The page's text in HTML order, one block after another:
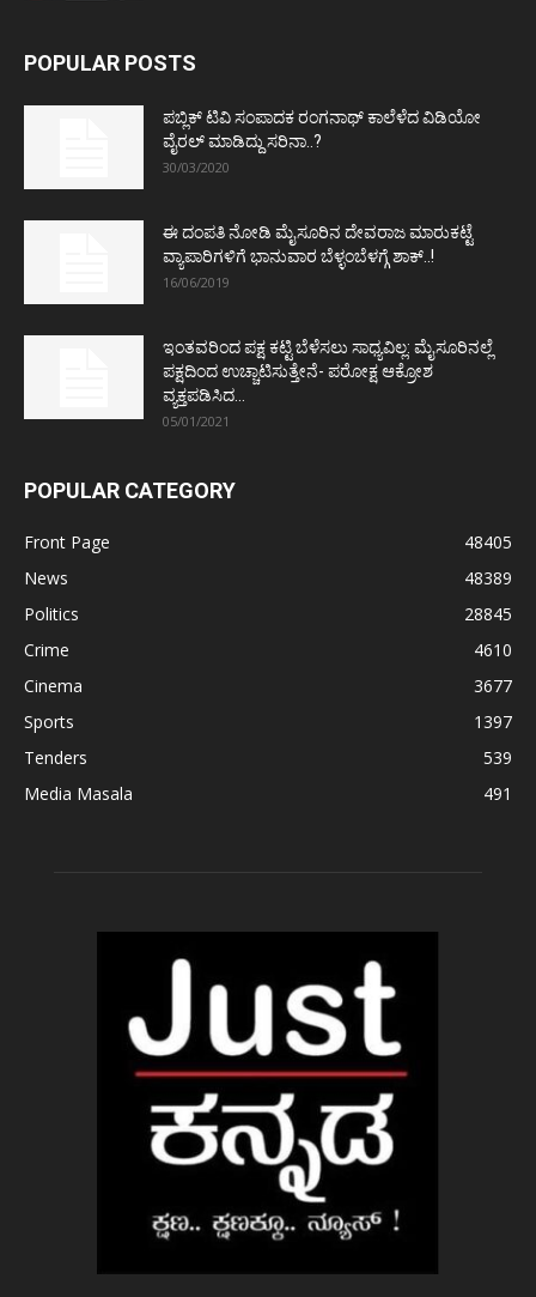
POPULAR POSTS
ಪಬ್ಲಿಕ್ ಟಿವಿ ಸಂಪಾದಕ ರಂಗನಾಥ್ ಕಾಲೆಳೆದ ವಿಡಿಯೋ
ವೈರಲ್ ಮಾಡಿದ್ದು ಸರಿನಾ..?
30/03/2020
ಈ ದಂಪತಿ ನೋಡಿ ಮೈಸೂರಿನ ದೇವರಾಜ ಮಾರುಕಟ್ಟೆ
ವ್ಯಾಪಾರಿಗಳಿಗೆ ಭಾನುವಾರ ಬೆಳ್ಳಂಬೆಳಗ್ಗೆ ಶಾಕ್..!
16/06/2019
ಇಂತವರಿಂದ ಪಕ್ಷ ಕಟ್ಟಿ ಬೆಳೆಸಲು ಸಾಧ್ಯವಿಲ್ಲ: ಮೈಸೂರಿನಲ್ಲೆ
ಪಕ್ಷದಿಂದ ಉಚ್ಚಾಟಿಸುತ್ತೇನೆ- ಪರೋಕ್ಷ ಆಕ್ರೋಶ
ವ್ಯಕ್ತಪಡಿಸಿದ...
05/01/2021
POPULAR CATEGORY
Front Page
48405
News
48389
Politics
28845
Crime
4610
Cinema
3677
Sports
1397
Tenders
539
Media Masala
491